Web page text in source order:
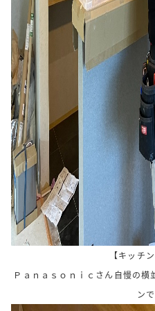
【キッチ
Ｐａｎａｓｏｎｉｃさん自慢の
ン